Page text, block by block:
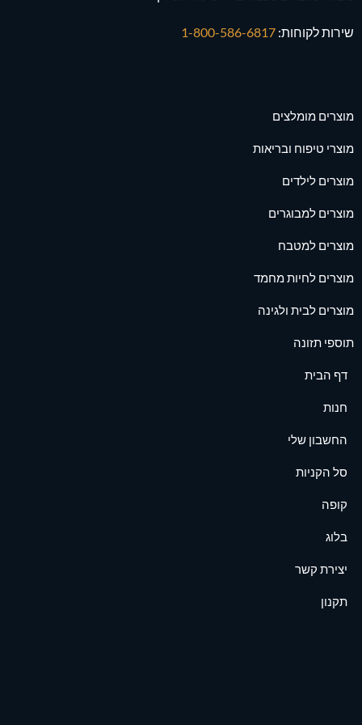
שירות לקוחות:
מוצרים מומלצים
מוצרי טיפוח ובריאות
מוצרים לילדים
מוצרים למבוגרים
מוצרים למטבח
מוצרים לחיות מחמד
מוצרים לבית ולגינה
תוספי תזונה
דף הבית
חנות
החשבון שלי
סל הקניות
קופה
בלוג
יצירת קשר
תקנון